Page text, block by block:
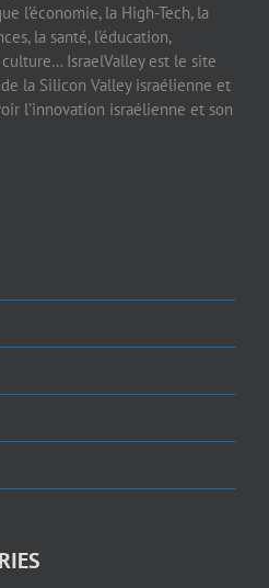
l’économie, la High-Tech, la
la santé, l’éducation,
IsraelValley est le site
la Silicon Valley israélienne et
l’innovation israélienne et son